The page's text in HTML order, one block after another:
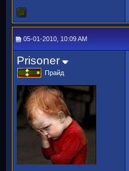
05-01-2010, 10:09 AM
Prisoner
Прайд